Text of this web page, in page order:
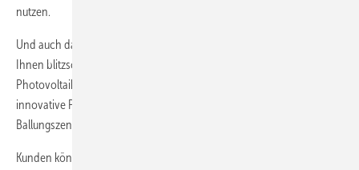
nutzen.
Und auch das gibt es nur bei E.ON: Mit Google Sunroof zeigen wir
Ihnen blitzschnell, wie viel Solarstrom Sie mit einer
Photovoltaikanlage auf Ihrem Dach erzeugen können. Aktuell hat die
innovative Plattform bereits sieben Millionen Gebäude in den
Ballungszentren Deutschlands analysiert.
Kunden können einfach ihre Adresse eingeben – und sofort online ihr